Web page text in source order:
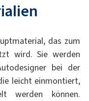
das zum
wird. Sie werden
bei der
leicht einmontiert,
werden können.